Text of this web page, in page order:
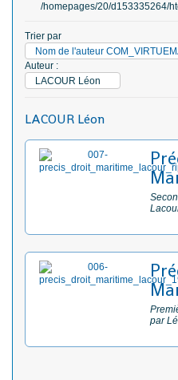
/homepages/20/d153335264/
Trier par
Nom de l'auteur
Auteur :
LACOUR Léon
LACOUR Léon
par